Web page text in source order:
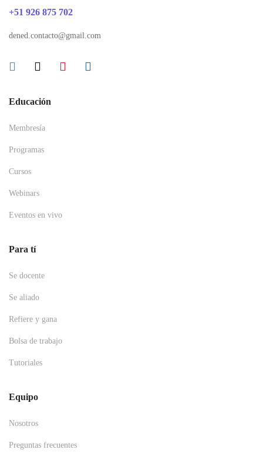
+51 926 875 702
dened.contacto@gmail.com
Educación
Membresía
Programas
Cursos
Webinars
Eventos en vivo
Para tí
Se docente
Se aliado
Refiere y gana
Bolsa de trabajo
Tutoriales
Equipo
Nosotros
Preguntas frecuentes